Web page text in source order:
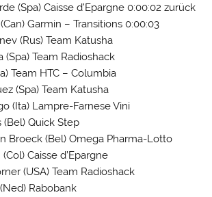
(Spa) Caisse d’Epargne 0:00:02 zurück
Garmin – Transitions 0:00:03
(Rus) Team Katusha
(Spa) Team Radioshack
Team HTC – Columbia
(Spa) Team Katusha
(Ita) Lampre-Farnese Vini
(Bel) Quick Step
Broeck (Bel) Omega Pharma-Lotto
Caisse d’Epargne
(USA) Team Radioshack
Rabobank